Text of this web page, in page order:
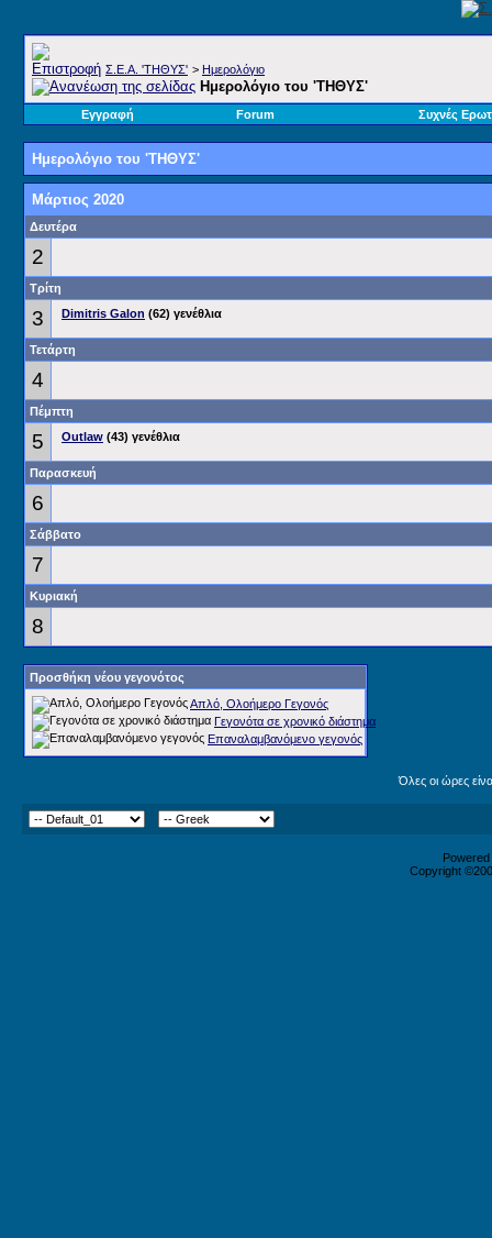
Σ.E.A. 'ΤΗΘΥΣ' > Ημερολόγιο
Ημερολόγιο του 'ΤΗΘΥΣ'
Εγγραφή Forum Συχνές
Ημερολόγιο του 'ΤΗΘΥΣ'
Μάρτιος 2020
Δευτέρα
2
Τρίτη
3 Dimitris Galon (62) γενέθλια
Τετάρτη
4
Πέμπτη
5 Outlaw (43) γενέθλια
Παρασκευή
6
Σάββατο
7
Κυριακή
8
Προσθήκη νέου γεγονότος
Απλό, Ολοήμερο Γεγονός
Γεγονότα σε χρονικό διάστημα
Επαναλαμβανόμενο γεγονός
Όλες οι ώρες
Copyright